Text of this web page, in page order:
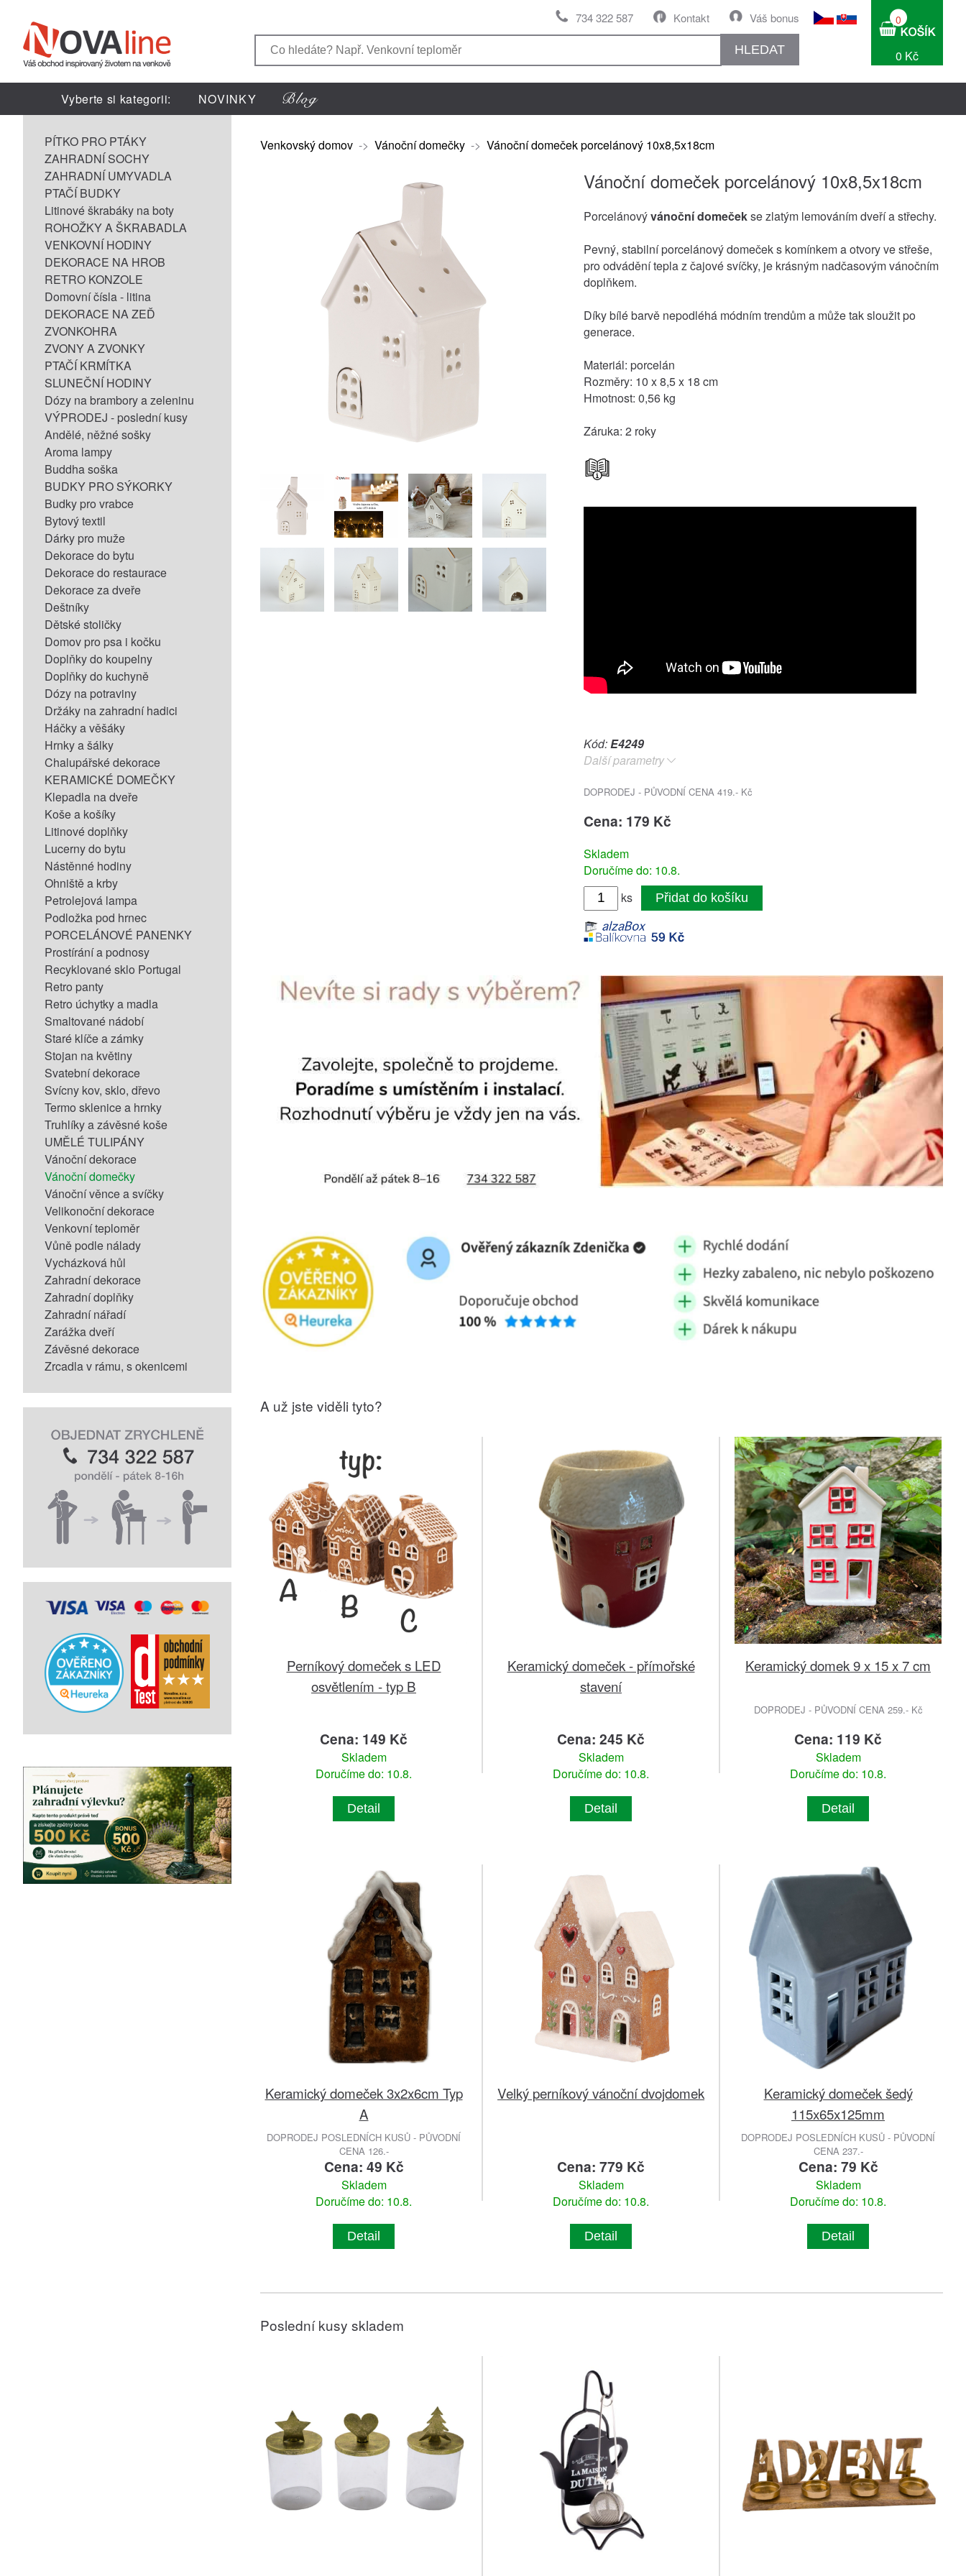
Váš bonus
Kontakt
734 322 587
HLEDAT
0
0 Kč
Vyberte si kategorii: NOVINKY
PÍTKO PRO PTÁKY
ZAHRADNÍ SOCHY
ZAHRADNÍ UMYVADLA
PTAČÍ BUDKY
Litinové škrabáky na boty
ROHOŽKY A ŠKRABADLA
VENKOVNÍ HODINY
DEKORACE NA HROB
RETRO KONZOLE
Domovní čísla - litina
DEKORACE NA ZEĎ
ZVONKOHRA
ZVONY A ZVONKY
PTAČÍ KRMÍTKA
SLUNEČNÍ HODINY
Dózy na brambory a zeleninu
VÝPRODEJ - poslední kusy
Andělé, něžné sošky
Aroma lampy
Buddha soška
BUDKY PRO SÝKORKY
Budky pro vrabce
Bytový textil
Dárky pro muže
Dekorace do bytu
Dekorace do restaurace
Dekorace za dveře
Deštníky
Dětské stoličky
Domov pro psa i kočku
Doplňky do koupelny
Doplňky do kuchyně
Dózy na potraviny
Držáky na zahradní hadici
Háčky a věšáky
Hrnky a šálky
Chalupářské dekorace
KERAMICKÉ DOMEČKY
Klepadla na dveře
Koše a košíky
Litinové doplňky
Lucerny do bytu
Nástěnné hodiny
Ohniště a krby
Petrolejová lampa
Podložka pod hrnec
PORCELÁNOVÉ PANENKY
Prostírání a podnosy
Recyklované sklo Portugal
Retro panty
Retro úchytky a madla
Smaltované nádobí
Staré klíče a zámky
Stojan na květiny
Svatební dekorace
Svícny kov, sklo, dřevo
Termo sklenice a hrnky
Truhlíky a závěsné koše
UMĚLÉ TULIPÁNY
Vánoční dekorace
Vánoční domečky
Vánoční věnce a svíčky
Velikonoční dekorace
Venkovní teploměr
Vůně podle nálady
Vycházková hůl
Zahradní dekorace
Zahradní doplňky
Zahradní nářadí
Zarážka dveří
Závěsné dekorace
Zrcadla v rámu, s okenicemi
Venkovský domov -> Vánoční domečky -> Vánoční domeček porcelánový 10x8,5x18cm
Vánoční domeček porcelánový 10x8,5x18cm
Porcelánovývánoční domečekse zlatým lemováním dveří a střechy.
Pevný, stabilní porcelánový domeček s komínkem a otvory ve střeše,
pro odvádění tepla z čajové svíčky, je krásným nadčasovým vánočním
doplňkem.
Díky bílé barvě nepodléhá módním trendům a může tak sloužit po
generace.
Materiál: porcelán
Rozměry: 10 x 8,5 x 18 cm
Hmotnost: 0,56 kg
Záruka: 2 roky
Kód:E4249
Další parametry
DOPRODEJ - PŮVODNÍ CENA 419.- Kč
Cena: 179 Kč
Skladem
Doručíme do: 10.8.
ks
Přidat do košíku
A už jste viděli tyto?
Perníkový domeček s LED
osvětlením - typ B
Cena: 149 Kč
Skladem
Doručíme do: 10.8.
Detail
Keramický domeček - přímořské
stavení
Cena: 245 Kč
Skladem
Doručíme do: 10.8.
Detail
Keramický domek 9 x 15 x 7 cm
DOPRODEJ - PŮVODNÍ CENA 259.- Kč
Cena: 119 Kč
Skladem
Doručíme do: 10.8.
Detail
Keramický domeček 3x2x6cm Typ
A
DOPRODEJ POSLEDNÍCH KUSŮ - PŮVODNÍ
CENA 126.-
Cena: 49 Kč
Skladem
Doručíme do: 10.8.
Detail
Velký perníkový vánoční dvojdomek
Cena: 779 Kč
Skladem
Doručíme do: 10.8.
Detail
Keramický domeček šedý
115x65x125mm
DOPRODEJ POSLEDNÍCH KUSŮ - PŮVODNÍ
CENA 237.-
Cena: 79 Kč
Skladem
Doručíme do: 10.8.
Detail
Poslední kusy skladem